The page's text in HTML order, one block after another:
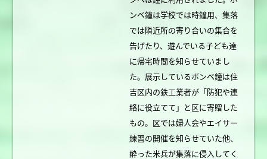
ンベ鐘は学校では時鐘用、集落
では隣近所の寄り合いの集合を
告げたり、遊んでいる子ども達
に帰宅時間を知らせていまし
た。展示しているボンベ鐘は住
吉区内の鉄工業者が「防犯や連
絡に役立てて」と区に寄贈した
もの。区では婦人会やエイサー
練習の開催を知らせていた他、
酔った米兵が集落に侵入してく